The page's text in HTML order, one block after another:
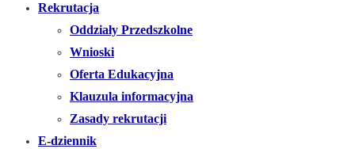
Rekrutacja
Oddziały Przedszkolne
Wnioski
Oferta Edukacyjna
Klauzula informacyjna
Zasady rekrutacji
E-dziennik